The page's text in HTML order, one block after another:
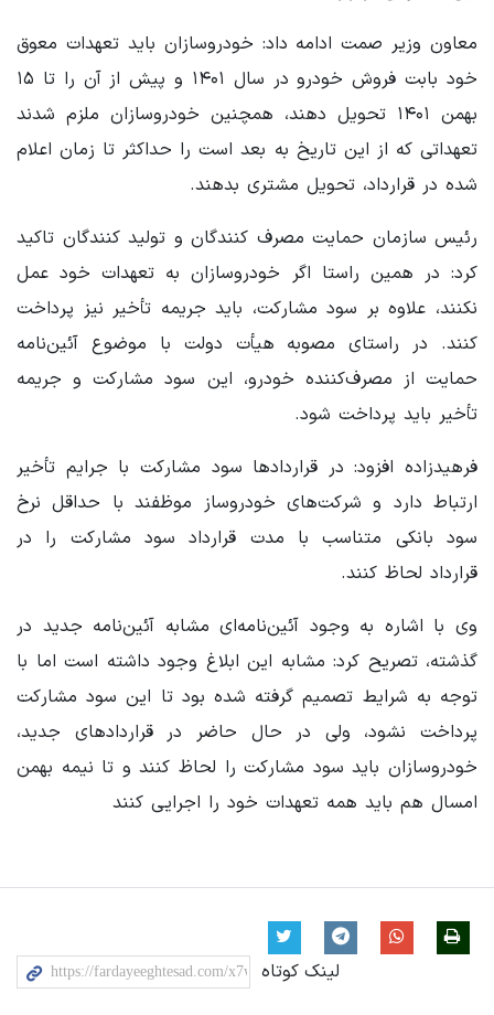
معاون وزیر صمت ادامه داد: خودروسازان باید تعهدات معوق
خود بابت فروش خودرو در سال ۱۴۰۱ و پیش از آن را تا ۱۵
بهمن ۱۴۰۱ تحویل دهند، همچنین خودروسازان ملزم شدند
تعهداتی که از این تاریخ به بعد است را حداکثر تا زمان اعلام
شده در قرارداد، تحویل مشتری بدهند.
رئیس سازمان حمایت مصرف کنندگان و تولید کنندگان تاکید
کرد: در همین راستا اگر خودروسازان به تعهدات خود عمل
نکنند، علاوه بر سود مشارکت، باید جریمه تأخیر نیز پرداخت
کنند. در راستای مصوبه هیأت دولت با موضوع آئین‌نامه
حمایت از مصرف‌کننده خودرو، این سود مشارکت و جریمه
تأخیر باید پرداخت شود.
فرهیدزاده افزود: در قراردادها سود مشارکت با جرایم تأخیر
ارتباط دارد و شرکت‌های خودروساز موظفند با حداقل نرخ
سود بانکی متناسب با مدت قرارداد سود مشارکت را در
قرارداد لحاظ کنند.
وی با اشاره به وجود آئین‌نامه‌ای مشابه آئین‌نامه جدید در
گذشته، تصریح کرد: مشابه این ابلاغ وجود داشته است اما با
توجه به شرایط تصمیم گرفته شده بود تا این سود مشارکت
پرداخت نشود، ولی در حال حاضر در قراردادهای جدید،
خودروسازان باید سود مشارکت را لحاظ کنند و تا نیمه بهمن
امسال هم باید همه تعهدات خود را اجرایی کنند
لینک کوتاه